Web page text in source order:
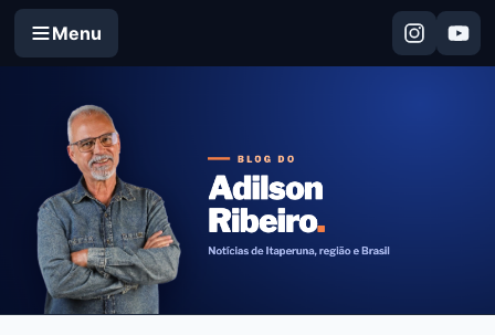
Menu